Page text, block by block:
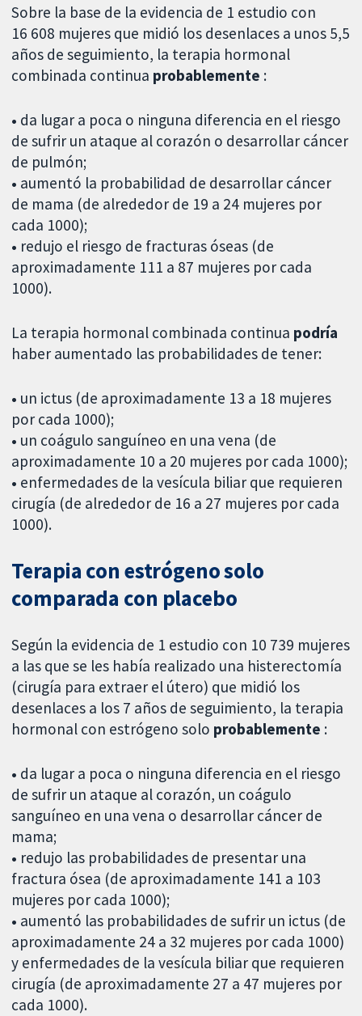
Sobre la base de la evidencia de 1 estudio con
16 608 mujeres que midió los desenlaces a unos 5,5
años de seguimiento, la terapia hormonal
combinada continua probablemente :
• da lugar a poca o ninguna diferencia en el riesgo
de sufrir un ataque al corazón o desarrollar cáncer
de pulmón;
• aumentó la probabilidad de desarrollar cáncer
de mama (de alrededor de 19 a 24 mujeres por
cada 1000);
• redujo el riesgo de fracturas óseas (de
aproximadamente 111 a 87 mujeres por cada
1000).
La terapia hormonal combinada continua podría
haber aumentado las probabilidades de tener:
• un ictus (de aproximadamente 13 a 18 mujeres
por cada 1000);
• un coágulo sanguíneo en una vena (de
aproximadamente 10 a 20 mujeres por cada 1000);
• enfermedades de la vesícula biliar que requieren
cirugía (de alrededor de 16 a 27 mujeres por cada
1000).
Terapia con estrógeno solo
comparada con placebo
Según la evidencia de 1 estudio con 10 739 mujeres
a las que se les había realizado una histerectomía
(cirugía para extraer el útero) que midió los
desenlaces a los 7 años de seguimiento, la terapia
hormonal con estrógeno solo probablemente :
• da lugar a poca o ninguna diferencia en el riesgo
de sufrir un ataque al corazón, un coágulo
sanguíneo en una vena o desarrollar cáncer de
mama;
• redujo las probabilidades de presentar una
fractura ósea (de aproximadamente 141 a 103
mujeres por cada 1000);
• aumentó las probabilidades de sufrir un ictus (de
aproximadamente 24 a 32 mujeres por cada 1000)
y enfermedades de la vesícula biliar que requieren
cirugía (de aproximadamente 27 a 47 mujeres por
cada 1000).